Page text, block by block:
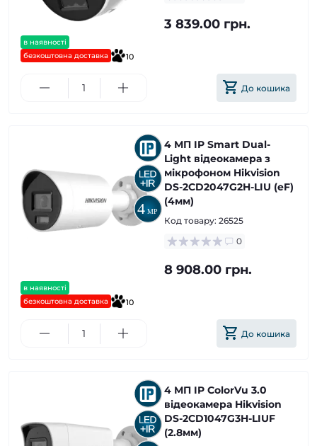
в наявності
безкоштовна доставка
10
3 839.00 грн.
До кошика
в наявності
безкоштовна доставка
10
4 МП IP Smart Dual-
Light відеокамера з
мікрофоном Hikvision
DS-2CD2047G2H-LIU (eF)
(4мм)
Код товару: 26525
0
8 908.00 грн.
До кошика
4 МП IP ColorVu 3.0
відеокамера Hikvision
DS-2CD1047G3H-LIUF
(2.8мм)